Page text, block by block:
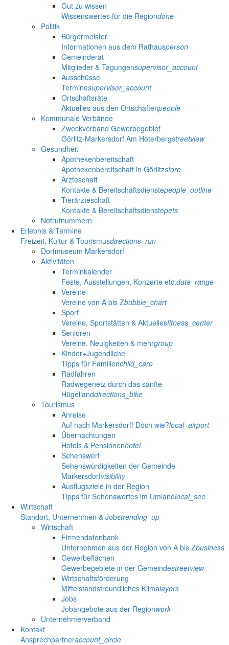
Gut zu wissen
Wissenswertes für die Regiondone
Politik
Bürgermeister
Informationen aus dem Rathausperson
Gemeinderat
Mitglieder & Tagungensupervisor_account
Ausschüsse
Terminesupervisor_account
Ortschaftsräte
Aktuelles aus den Ortschaftenpeople
Kommunale Verbände
Zweckverband Gewerbegebiet
Görlitz-Markersdorf Am Hoterbergstreetview
Gesundheit
Apothekenbereitschaft
Apothekenbereitschaft in Görlitzstore
Ärzteschaft
Kontakte & Bereitschaftsdienstepeople_outline
Tierärzteschaft
Kontakte & Bereitschaftsdienstepets
Notrufnummern
Erlebnis & Termine
Freizeit, Kultur & Tourismusdirections_run
Dorfmuseum Markersdorf
Aktivitäten
Terminkalender
Feste, Ausstellungen, Konzerte etc.date_range
Vereine
Vereine von A bis Zbubble_chart
Sport
Vereine, Sportstätten & Aktuellesfitness_center
Senioren
Vereine, Neuigkeiten & mehrgroup
Kinder+Jugendliche
Tipps für Familienchild_care
Radfahren
Radwegenetz durch das sanfte
Hügellanddirections_bike
Tourismus
Anreise
Auf nach Markersdorf! Doch wie?local_airport
Übernachtungen
Hotels & Pensionenhotel
Sehenswert
Sehenswürdigkeiten der Gemeinde
Markersdorfvisibility
Ausflugsziele in der Region
Tipps für Sehenswertes im Umlandlocal_see
Wirtschaft
Standort, Unternehmen & Jobstrending_up
Wirtschaft
Firmendatenbank
Unternehmen aus der Region von A bis Zbusiness
Gewerbeflächen
Gewerbegebiete in der Gemeindestreetview
Wirtschaftsförderung
Mittelstandsfreundliches Klimalayers
Jobs
Jobangebote aus der Regionwork
Unternehmerverband
Kontakt
Ansprechpartneraccount_circle